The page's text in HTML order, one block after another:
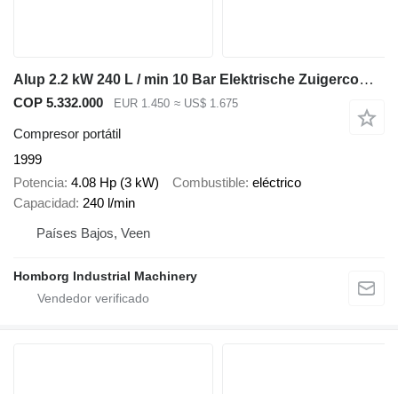
Alup 2.2 kW 240 L / min 10 Bar Elektrische Zuigercompressor op ketel
COP 5.332.000 EUR 1.450 ≈ US$ 1.675
Compresor portátil
1999
Potencia 4.08 Hp (3 kW) Combustible eléctrico
Capacidad 240 l/min
Países Bajos, Veen
Homborg Industrial Machinery